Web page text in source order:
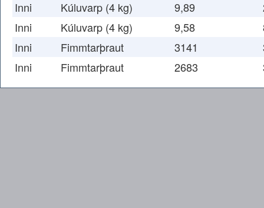
Inni
Kúluvarp (4 kg) 9,89
Inni
Kúluvarp (4 kg) 9,58
Inni
Fimmtarþraut 3141
Inni
Fimmtarþraut 2683